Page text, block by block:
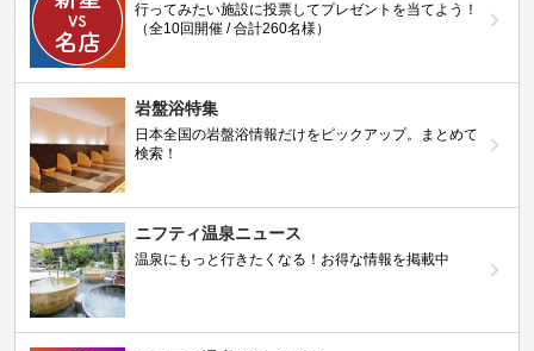
行ってみたい施設に投票してプレゼントを当てよう！
（全10回開催 / 合計260名様）
岩盤浴特集
日本全国の岩盤浴情報だけをピックアップ。まとめて
検索！
ニフティ温泉ニュース
温泉にもっと行きたくなる！お得な情報を掲載中